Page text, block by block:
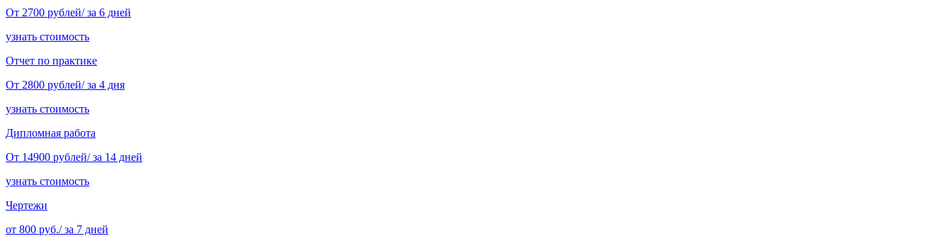
От 2700 рублей/ за 6 дней
узнать стоимость
Отчет по практике
От 2800 рублей/ за 4 дня
узнать стоимость
Дипломная работа
От 14900 рублей/ за 14 дней
узнать стоимость
Чертежи
от 800 руб./ за 7 дней